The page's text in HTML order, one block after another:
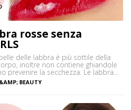
rosse senza
delle labbra è più sottile della
inoltre non contiene ghiandole
prevenire la secchezza. Le labbra
ambientali e spesso possono
a causa dell’esposizione
BEAUTY